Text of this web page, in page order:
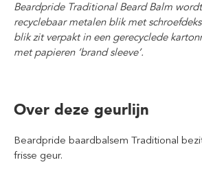
Beardpride Traditional Beard Balm
recyclebaar metalen blik met
blik zit verpakt in een gerecyclede
met papieren ‘brand sleeve’.
Over deze geurlijn
Beardpride baardbalsem Traditional
frisse geur.